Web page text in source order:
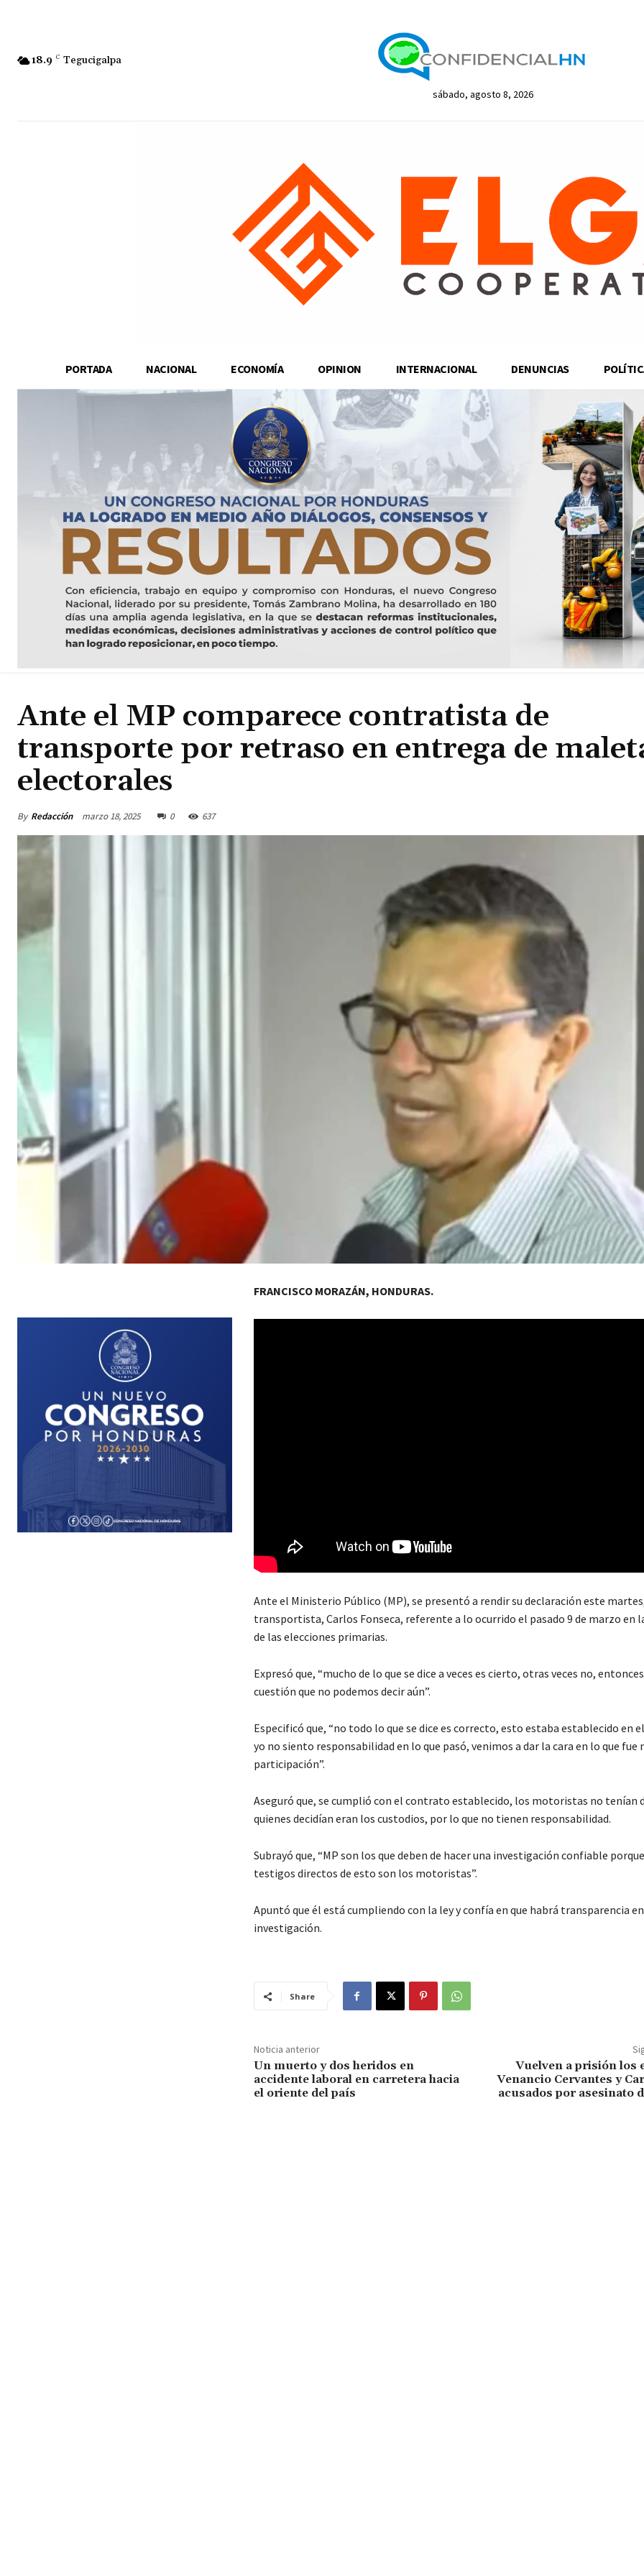
18.9 C Tegucigalpa
sábado, agosto 8, 2026
PORTADA NACIONAL ECONOMÍA OPINION INTERNACIONAL DENUNCIAS
Ante el MP comparece contratista de
transporte por retraso en entrega de
electorales
By Redacción marzo 18, 2025 0 637
FRANCISCO MORAZÁN, HONDURAS.
Ante el Ministerio Público (MP), se presentó a rendir su declaración este
transportista, Carlos Fonseca, referente a lo ocurrido el pasado 9 de marzo en
de las elecciones primarias.
Expresó que, “mucho de lo que se dice a veces es cierto, otras veces no,
cuestión que no podemos decir aún”.
Especificó que, “no todo lo que se dice es correcto, esto estaba establecido en
yo no siento responsabilidad en lo que pasó, venimos a dar la cara en lo que fue
participación”.
Aseguró que, se cumplió con el contrato establecido, los motoristas no tenían
quienes decidían eran los custodios, por lo que no tienen responsabilidad.
Subrayó que, “MP son los que deben de hacer una investigación confiable
testigos directos de esto son los motoristas”.
Apuntó que él está cumpliendo con la ley y confía en que habrá transparencia
investigación.
Share
Noticia anterior
Un muerto y dos heridos en
accidente laboral en carretera hacia
el oriente del país
Vuelven a prisión los
Venancio Cervantes y
acusados por asesinato